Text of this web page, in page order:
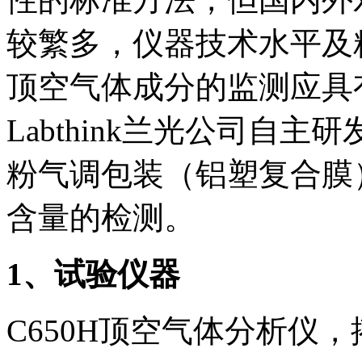
较繁多，仪器技术水平
顶空气体成分的监测应
Labthink兰光公司自主研
粉气调包装（铝塑复合
含量的检测。
1、试验仪器
C650H顶空气体分析仪